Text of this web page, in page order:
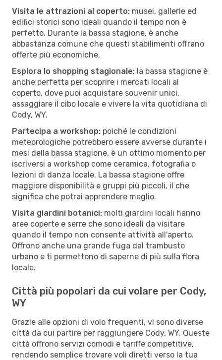
Visita le attrazioni al coperto: musei, gallerie ed
edifici storici sono ideali quando il tempo non è
perfetto. Durante la bassa stagione, è anche
abbastanza comune che questi stabilimenti offrano
offerte più economiche.
Esplora lo shopping stagionale: la bassa stagione è
anche perfetta per scoprire i mercati locali al
coperto, dove puoi acquistare souvenir unici,
assaggiare il cibo locale e vivere la vita quotidiana di
Cody, WY.
Partecipa a workshop: poiché le condizioni
meteorologiche potrebbero essere avverse durante i
mesi della bassa stagione, è un ottimo momento per
iscriversi a workshop come ceramica, fotografia o
lezioni di danza locale. La bassa stagione offre
maggiore disponibilità e gruppi più piccoli, il che
significa che potrai apprendere meglio.
Visita giardini botanici: molti giardini locali hanno
aree coperte e serre che sono ideali da visitare
quando il tempo non consente attività all'aperto.
Offrono anche una grande fuga dal trambusto
urbano e ti permettono di saperne di più sulla flora
locale.
Città più popolari da cui volare per Cody,
WY
Grazie alle opzioni di volo frequenti, vi sono diverse
città da cui partire per raggiungere Cody, WY. Queste
città offrono servizi comodi e tariffe competitive,
rendendo semplice trovare voli diretti verso la tua